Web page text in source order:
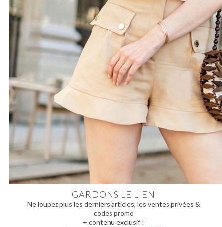
GARDONS LE LIEN
Ne loupez plus les derniers articles, les ventes privées &
codes promo
+ contenu exclusif !